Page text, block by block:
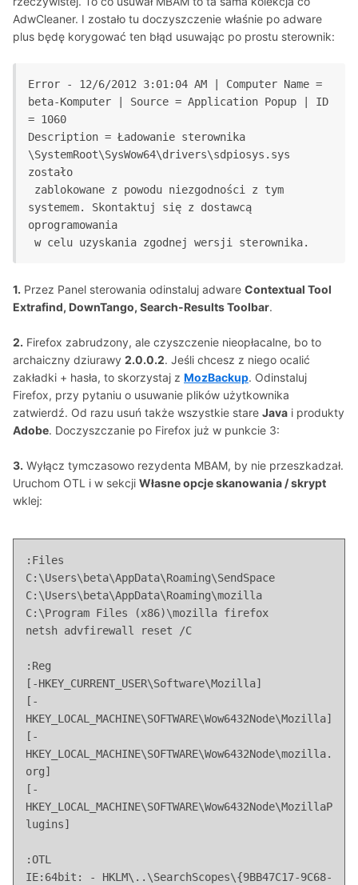
AdwCleaner. I zostało tu doczyszczenie właśnie po adware
plus będę korygować ten błąd usuwając po prostu sterownik:
Error - 12/6/2012 3:01:04 AM | Computer Name =
beta-Komputer | Source = Application Popup | ID
= 1060
Description = Ładowanie sterownika
\SystemRoot\SysWow64\drivers\sdpiosys.sys
zostało
systemem. Skontaktuj się z dostawcą
oprogramowania
1. Przez Panel sterowania odinstaluj adware Contextual Tool
Extrafind, DownTango, Search-Results Toolbar.
2. Firefox zabrudzony, ale czyszczenie nieopłacalne, bo to
archaiczny dziurawy 2.0.0.2. Jeśli chcesz z niego ocalić
zakładki + hasła, to skorzystaj z MozBackup. Odinstaluj
Firefox, przy pytaniu o usuwanie plików użytkownika
zatwierdź. Od razu usuń także wszystkie stare Java i produkty
Adobe. Doczyszczanie po Firefox już w punkcie 3:
3. Wyłącz tymczasowo rezydenta MBAM, by nie przeszkadzał.
Uruchom OTL i w sekcji Własne opcje skanowania / skrypt
wklej:
:Files
C:\Users\beta\AppData\Roaming\SendSpace
C:\Users\beta\AppData\Roaming\mozilla
C:\Program Files (x86)\mozilla firefox
netsh advfirewall reset /C
:Reg
[-HKEY_CURRENT_USER\Software\Mozilla]
[-
HKEY_LOCAL_MACHINE\SOFTWARE\Wow6432Node\Mozilla]
[-
HKEY_LOCAL_MACHINE\SOFTWARE\Wow6432Node\mozilla.
org]
[-
HKEY_LOCAL_MACHINE\SOFTWARE\Wow6432Node\MozillaP
lugins]
:OTL
IE:64bit: - HKLM\..\SearchScopes\{9BB47C17-9C68-